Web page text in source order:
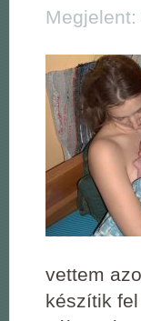
vettem
készítik